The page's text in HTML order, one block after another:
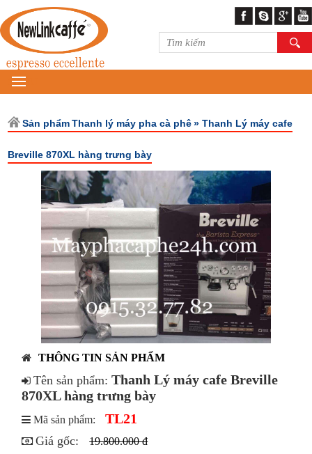
MENU
Sản phẩm Thanh lý máy pha cà phê » Thanh Lý máy cafe
Breville 870XL hàng trưng bày
THÔNG TIN SẢN PHẨM
Tên sản phẩm:Thanh Lý máy cafe Breville
870XL hàng trưng bày
Mã sản phẩm: TL21
Giá gốc: 19.800.000 đ